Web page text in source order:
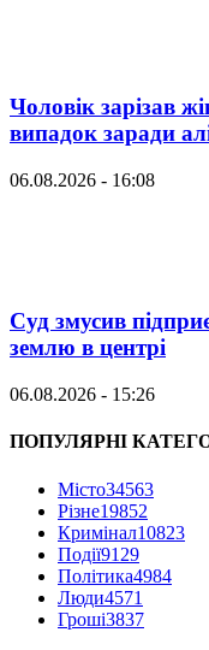
Чоловік зарізав
випадок заради
06.08.2026 - 16:08
Суд змусив
землю в центрі
06.08.2026 - 15:26
ПОПУЛЯРНІ
Місто34563
Різне19852
Кримінал10823
Події9129
Політика4984
Люди4571
Гроші3837